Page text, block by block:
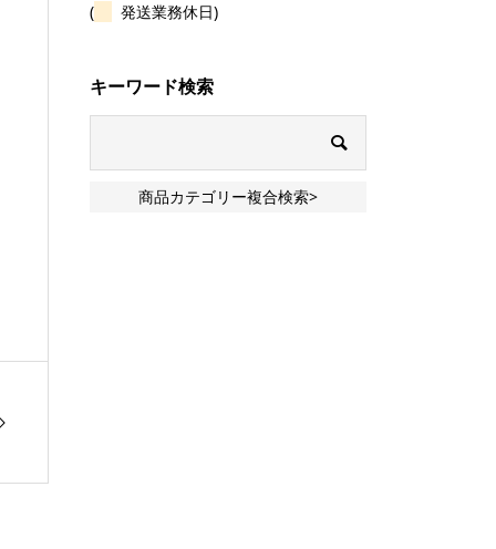
( 発送業務休日)
キーワード検索
商品カテゴリー複合検索>